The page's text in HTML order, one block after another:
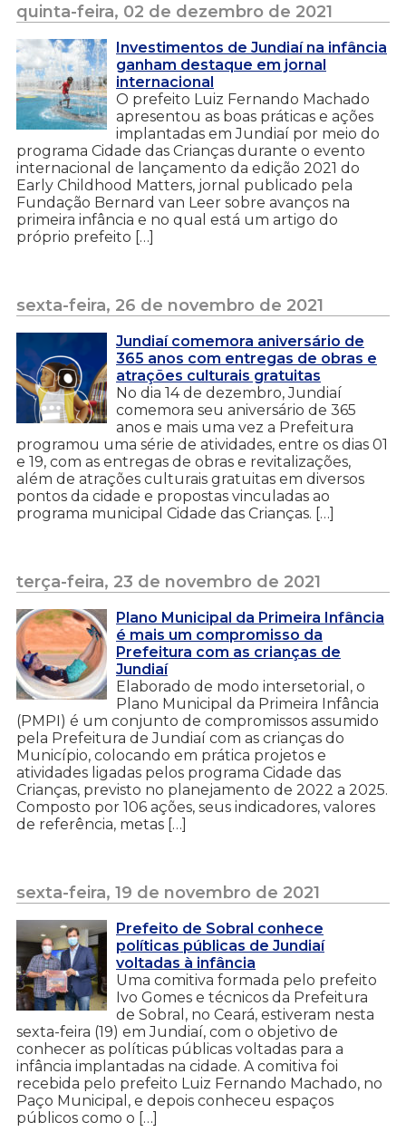
quinta-feira, 02 de dezembro de 2021
Investimentos de Jundiaí na infância
ganham destaque em jornal
internacional
O prefeito Luiz Fernando Machado
apresentou as boas práticas e ações
implantadas em Jundiaí por meio do
programa Cidade das Crianças durante o evento
internacional de lançamento da edição 2021 do
Early Childhood Matters, jornal publicado pela
Fundação Bernard van Leer sobre avanços na
primeira infância e no qual está um artigo do
próprio prefeito […]
sexta-feira, 26 de novembro de 2021
Jundiaí comemora aniversário de
365 anos com entregas de obras e
atrações culturais gratuitas
No dia 14 de dezembro, Jundiaí
comemora seu aniversário de 365
anos e mais uma vez a Prefeitura
programou uma série de atividades, entre os dias 01
e 19, com as entregas de obras e revitalizações,
além de atrações culturais gratuitas em diversos
pontos da cidade e propostas vinculadas ao
programa municipal Cidade das Crianças. […]
terça-feira, 23 de novembro de 2021
Plano Municipal da Primeira Infância
é mais um compromisso da
Prefeitura com as crianças de
Jundiaí
Elaborado de modo intersetorial, o
Plano Municipal da Primeira Infância
(PMPI) é um conjunto de compromissos assumido
pela Prefeitura de Jundiaí com as crianças do
Município, colocando em prática projetos e
atividades ligadas pelos programa Cidade das
Crianças, previsto no planejamento de 2022 a 2025.
Composto por 106 ações, seus indicadores, valores
de referência, metas […]
sexta-feira, 19 de novembro de 2021
Prefeito de Sobral conhece
políticas públicas de Jundiaí
voltadas à infância
Uma comitiva formada pelo prefeito
Ivo Gomes e técnicos da Prefeitura
de Sobral, no Ceará, estiveram nesta
sexta-feira (19) em Jundiaí, com o objetivo de
conhecer as políticas públicas voltadas para a
infância implantadas na cidade. A comitiva foi
recebida pelo prefeito Luiz Fernando Machado, no
Paço Municipal, e depois conheceu espaços
públicos como o […]